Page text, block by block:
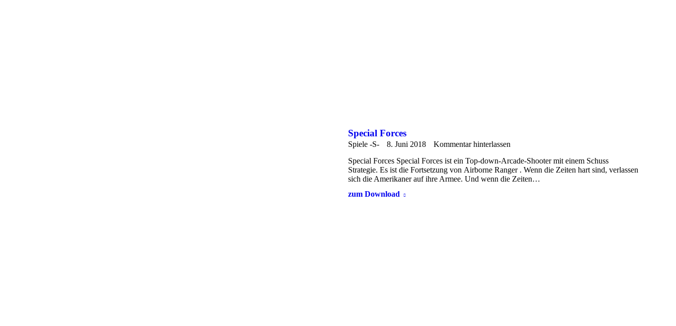
Special Forces
Spiele -S- 8. Juni 2018
Kommentar hinterlassen
Special Forces Special Forces ist ein Top-down-Arcade-Shooter mit einem Schuss
Strategie. Es ist die Fortsetzung von Airborne Ranger . Wenn die Zeiten hart sind, verlassen
sich die Amerikaner auf ihre Armee. Und wenn die Zeiten…
zum Download